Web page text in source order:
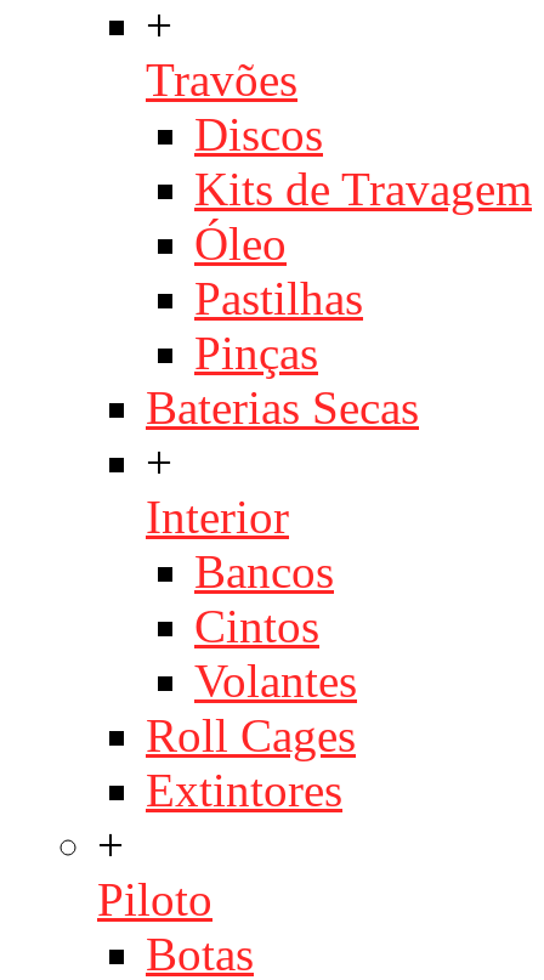
+
Travões
Discos
Kits de Travagem
Óleo
Pastilhas
Pinças
Baterias Secas
+
Interior
Bancos
Cintos
Volantes
Roll Cages
Extintores
+
Piloto
Botas